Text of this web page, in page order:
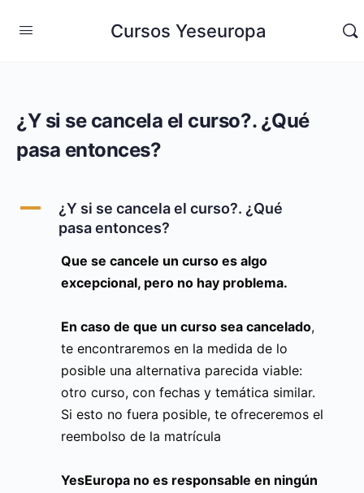
Cursos Yeseuropa
¿Y si se cancela el curso?. ¿Qué
pasa entonces?
A
¿Y si se cancela el curso?. ¿Qué
pasa entonces?
Que se cancele un curso es algo
excepcional, pero no hay problema.
En caso de que un curso sea cancelado,
te encontraremos en la medida de lo
posible una alternativa parecida viable:
otro curso, con fechas y temática similar.
Si esto no fuera posible, te ofreceremos el
reembolso de la matrícula
YesEuropa no es responsable en ningún